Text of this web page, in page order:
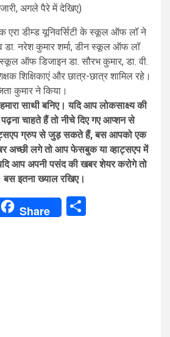
अगले पैरे में देखिए)
एरा डीम्ड यूनिवर्सिटी के स्कूल ऑफ लॉ ने
नरेश कुमार शर्मा, डीन स्कूल ऑफ लॉ
ऑफ डिजाइन डा. सौरभ कुमार, डा. वी.
शिक्षिकाएं और छात्र-छात्र शामिल रहे।
कुमार ने किया।
साथी बनिए। यदि आप लोकसाक्ष्य की
चाहते हैं तो नीचे दिए गए आप्शन से
ग्रुप से जुड़ सकते हैं, बस आपको एक
अच्छी लगे तो आप फेसबुक या व्हाट्सएप में
आप अपनी पसंद की खबर शेयर करोगे तो
बस इतना ख्याल रखिए।
Share